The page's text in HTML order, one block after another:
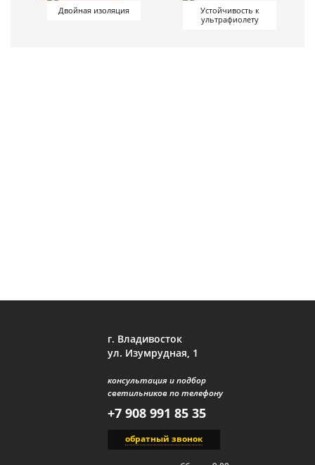
Двойная изоляция
Устойчивость к
ультрафиолету
г. Владивосток
ул. Изумрудная, 1
консультация и подбор
светильников по телефону
+7 908 991 85 35
обратный звонок